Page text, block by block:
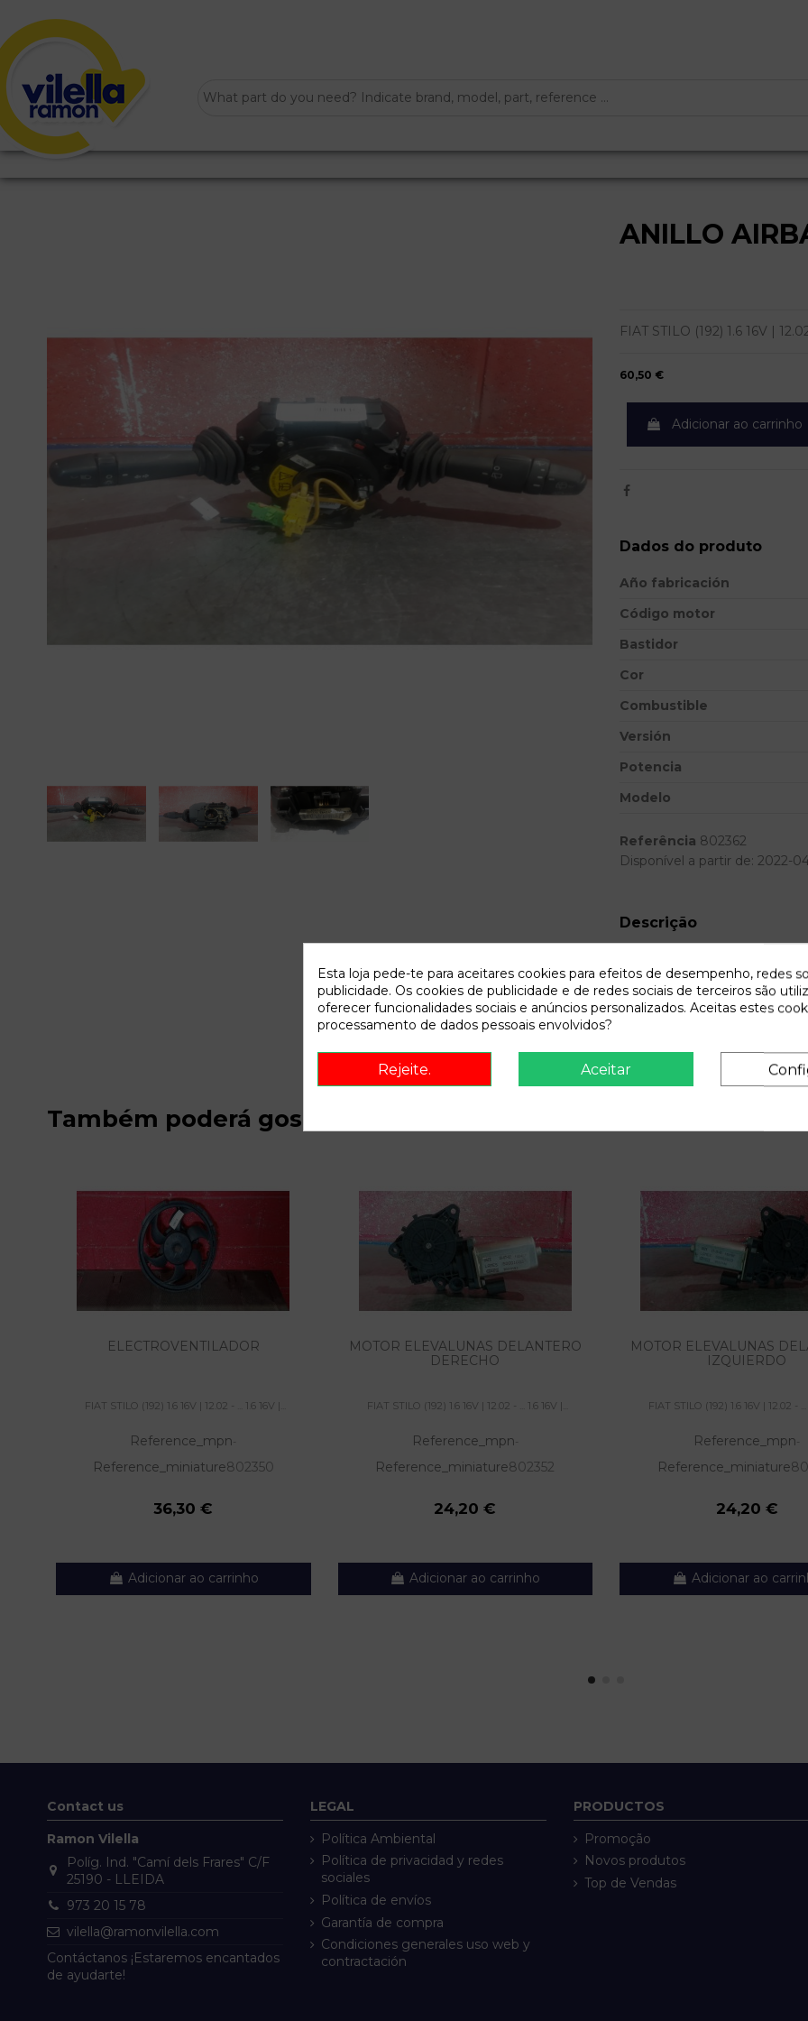
ANILLO
FIAT STILO (192) 1.6 16V |
60,50 €
Adicionar ao carrinho
Dados do produto
Año fabricación
Código motor
Bastidor
Cor
Combustible
Versión
Potencia
Modelo
Referência 802362
Disponível a partir de: 2022-
Descrição
Recambio de anillo airbag
referencia OEM IAM
Também poderá gostar
ELECTROVENTILADOR
FIAT STILO (192) 1.6 16V | 12.02 - ... 1.6 16V |...
Reference_mpn-
Reference_miniature802350
36,30 €
Adicionar ao carrinho
MOTOR ELEVALUNAS DELANTERO
DERECHO
FIAT STILO (192) 1.6 16V | 12.02 - ... 1.6 16V |...
Reference_mpn-
Reference_miniature802352
24,20 €
Adicionar ao carrinho
MOTOR ELEVALUNAS
IZQUIERDO
FIAT STILO (192) 1.6 16V | 12.02 - ...
Reference_mpn-
Reference_miniature
24,20 €
Adicionar ao
Contact us
Ramon Vilella
Políg. Ind. "Camí dels Frares" C/F
25190 - LLEIDA
973 20 15 78
vilella@ramonvilella.com
Contáctanos ¡Estaremos encantados
de ayudarte!
LEGAL
Política Ambiental
Política de privacidad y redes
sociales
Política de envíos
Garantía de compra
Condiciones generales uso web y
contractación
PRODUCTOS
Promoção
Novos produtos
Top de Vendas
Esta loja pede-te para aceitares cookies para efeitos de desempenho, redes
publicidade. Os cookies de publicidade e de redes sociais de terceiros são
oferecer funcionalidades sociais e anúncios personalizados. Aceitas estes
processamento de dados pessoais envolvidos?
Rejeite. Aceitar